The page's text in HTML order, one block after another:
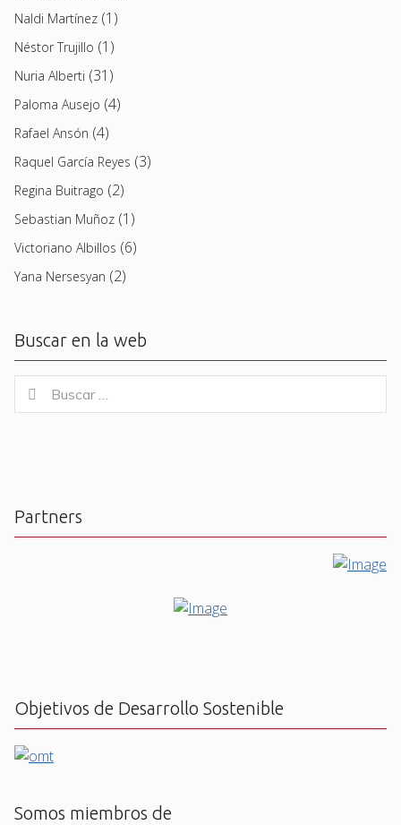
Naldi Martínez (1)
Néstor Trujillo (1)
Nuria Alberti (31)
Paloma Ausejo (4)
Rafael Ansón (4)
Raquel García Reyes (3)
Regina Buitrago (2)
Sebastian Muñoz (1)
Victoriano Albillos (6)
Yana Nersesyan (2)
Buscar en la web
for:
Buscar
Partners
Objetivos de Desarrollo Sostenible
Somos miembros de